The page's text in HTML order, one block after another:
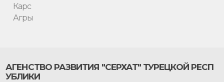
Карс
Агры
АГЕНСТВО РАЗВИТИЯ "СЕРХАТ" ТУРЕЦКОЙ РЕСП
УБЛИКИ